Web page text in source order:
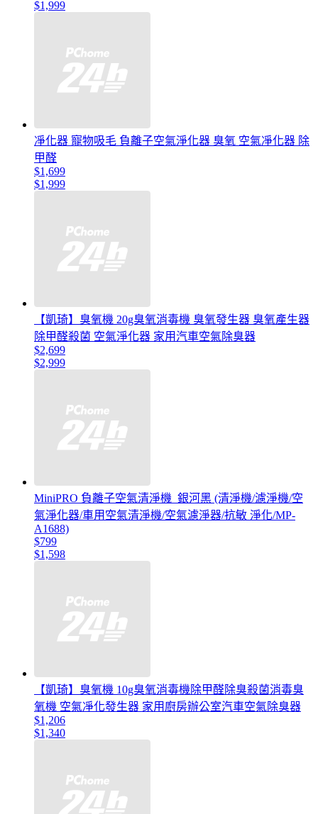
$1,999
凈化器 寵物吸毛 負離子空氣淨化器 臭氧 空氣凈化器 除
甲醛
$1,699
$1,999
【凱琦】臭氧機 20g臭氧消毒機 臭氧發生器 臭氧產生器
除甲醛殺菌 空氣淨化器 家用汽車空氣除臭器
$2,699
$2,999
MiniPRO 負離子空氣清淨機_銀河黑 (清淨機/濾淨機/空
氣淨化器/車用空氣清淨機/空氣濾淨器/抗敏 淨化/MP-
A1688)
$799
$1,598
【凱琦】臭氧機 10g臭氧消毒機除甲醛除臭殺菌消毒臭
氧機 空氣凈化發生器 家用廚房辦公室汽車空氣除臭器
$1,206
$1,340